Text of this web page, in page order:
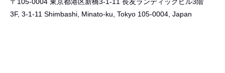
3F, 3-1-11 Shimbashi, Minato-ku, Tokyo 105-0004, Japan